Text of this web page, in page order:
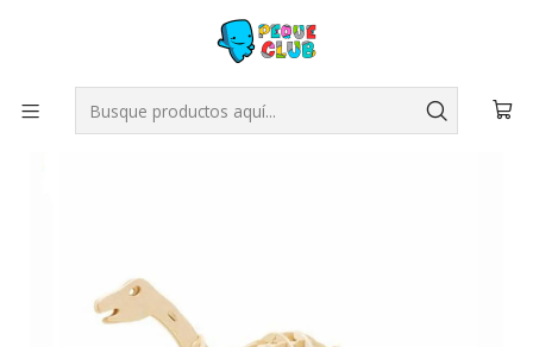
JUEGOS INFANTILES
Dinosaurio robótico (Apatosaurus)